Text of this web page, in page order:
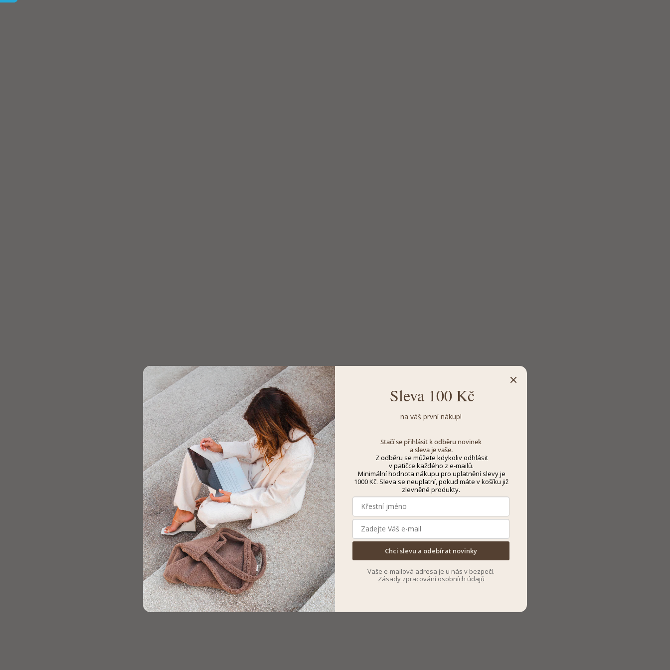
Sleva 100 Kč
na váš první nákup!
Stačí se přihlásit k odběru novinek
a sleva je vaše.
Z odběru se můžete kdykoliv odhlásit
v patičce každého z e-mailů.
Minimální hodnota nákupu pro uplatnění slevy je
1000 Kč. Sleva se neuplatní, pokud máte v košíku již
zlevněné produkty.
Chci slevu a odebírat novinky
Vaše e-mailová adresa je u nás v bezpečí.
Zásady zpracování osobních údajů